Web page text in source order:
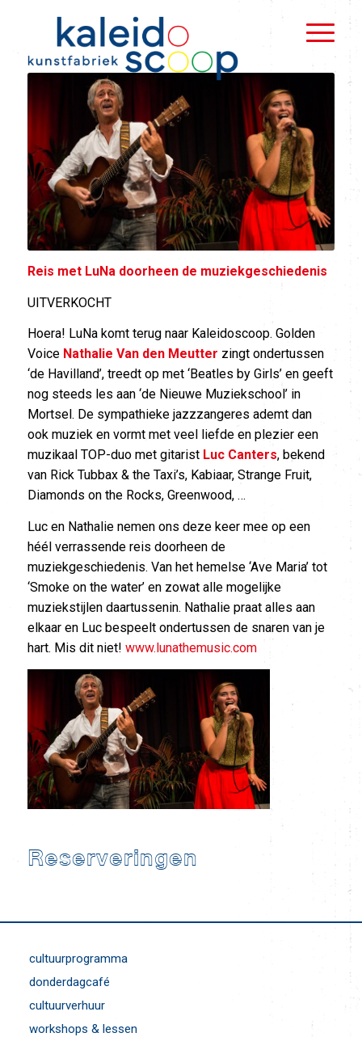
Reis met LuNa doorheen de muziekgeschiedenis
UITVERKOCHT
Hoera! LuNa komt terug naar Kaleidoscoop. Golden
Voice Nathalie Van den Meutter zingt ondertussen
‘de Havilland’, treedt op met ‘Beatles by Girls’ en geeft
nog steeds les aan ‘de Nieuwe Muziekschool’ in
Mortsel. De sympathieke jazzzangeres ademt dan
ook muziek en vormt met veel liefde en plezier een
muzikaal TOP-duo met gitarist Luc Canters, bekend
van Rick Tubbax & the Taxi’s, Kabiaar, Strange Fruit,
Diamonds on the Rocks, Greenwood, …
Luc en Nathalie nemen ons deze keer mee op een
héél verrassende reis doorheen de
muziekgeschiedenis. Van het hemelse ‘Ave Maria’ tot
‘Smoke on the water’ en zowat alle mogelijke
muziekstijlen daartussenin. Nathalie praat alles aan
elkaar en Luc bespeelt ondertussen de snaren van je
hart. Mis dit niet! www.lunathemusic.com
Reserveringen
cultuurprogramma
donderdagcafé
cultuurverhuur
workshops & lessen